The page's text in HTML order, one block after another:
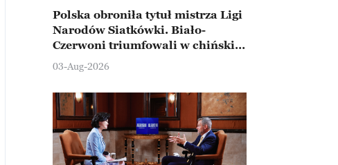
Polska obroniła tytuł mistrza Ligi
Narodów Siatkówki. Biało-
Czerwoni triumfowali w chińskim
Ningbo
03-Aug-2026